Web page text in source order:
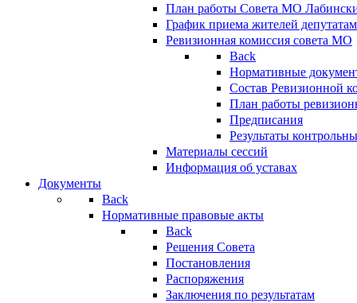
План работы Совета МО
График приема жителей
Ревизионная комиссия совета МО
Back
Нормативные
Состав Ревизионной
План работы
Предписания
Результаты
Материалы сессий
Информация об уставах
Документы
Back
Нормативные правовые акты
Back
Решения Совета
Постановления
Распоряжения
Заключения по результатам